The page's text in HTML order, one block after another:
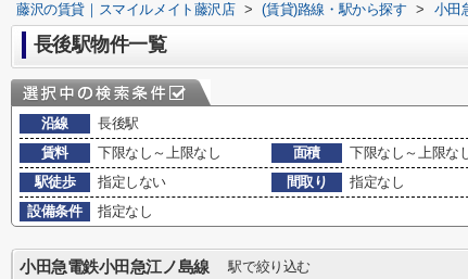
藤沢の賃貸｜スマイルメイト藤沢店 > (賃貸)路線・駅から探す > 小田
長後駅物件一覧
沿線
長後駅
賃料
下限なし～上限なし 面積 下限なし～上限な
駅徒歩
指定しない 間取り
指定なし
設備条件
指定なし
小田急電鉄小田急江ノ島線 駅で絞り込む